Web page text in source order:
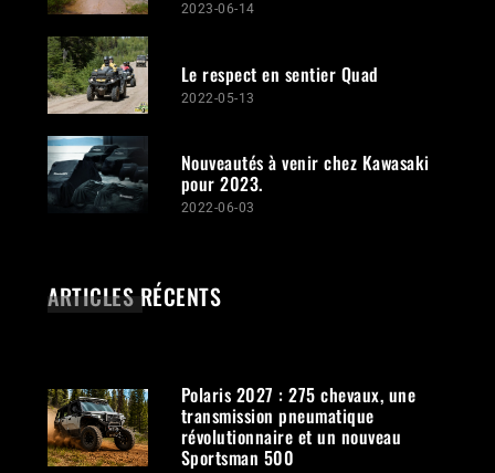
2023-06-14
Le respect en sentier Quad
2022-05-13
Nouveautés à venir chez Kawasaki
pour 2023.
2022-06-03
ARTICLES RÉCENTS
Polaris 2027 : 275 chevaux, une
transmission pneumatique
révolutionnaire et un nouveau
Sportsman 500